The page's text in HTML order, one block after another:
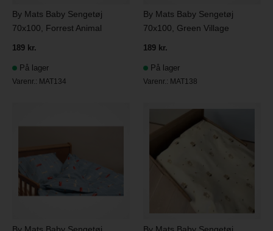
By Mats Baby Sengetøj
70x100, Forrest Animal
189 kr.
På lager
Varenr.: MAT134
By Mats Baby Sengetøj
70x100, Green Village
189 kr.
På lager
Varenr.: MAT138